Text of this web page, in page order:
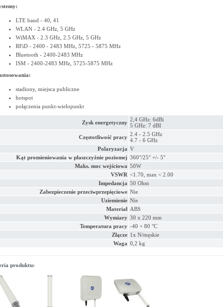
LTE band - 40, 41
WLAN - 2.4 GHz, 5 GHz
WiMAX - 2.3 GHz, 2.5 GHz, 5 GHz
RFiD - 2400 - 2483 MHz, 5725 - 5875 MHz
Bluetooth - 2400-2483 MHz
ISM - 2400-2483 MHz, 5725-5875 MHz
stadiony, miejsca publiczne
hotspot
połączenia punkt-wielopunkt
Zysk energetyczny 2,4 GHz: 6dBi
5 GHz: 7 dBI
Częstotliwość pracy 2.4 - 2.5 GHz
4.7 - 6 GHz
Polaryzacja V
Kąt promieniowania w płaszczyźnie poziomej 360°/25° +/- 5°
Maks. moc wejściowa 50W
VSWR <1.70, max < 2.00
Impedancja 50 Ohm
Zabezpieczenie przeciwprzepięciowe Nie
Uziemienie Nie
Materiał ABS
Wymiary 30 x 220 mm
Temperatura pracy -40 + 80 °C
Złącze 1x N/męskie
Waga 0,2 kg
produktu: